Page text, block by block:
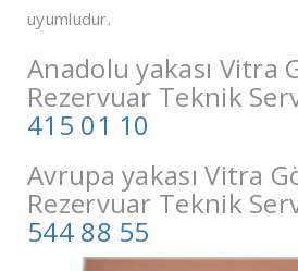
uyumludur.
Anadolu yakası Vitra
Rezervuar Teknik
415 01 10
Avrupa yakası Vitra
Rezervuar Teknik
544 88 55